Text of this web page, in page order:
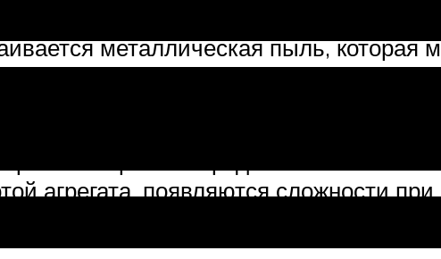
металлическая пыль, которая
в ней сильно увеличивается,
это становится причиной утечки.
появятся нехарактерные для работы
коробки передач.
агрегата, появляются сложности
положения. При переключении